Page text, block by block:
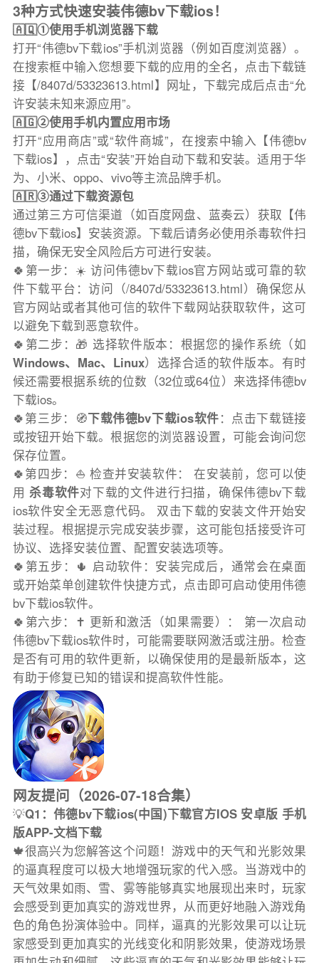
3种方式快速安装伟德bv下载ios！
🇦🇶①使用手机浏览器下载
打开“伟德bv下载ios”手机浏览器（例如百度浏览器）。
在搜索框中输入您想要下载的应用的全名，点击下载链
接【/8407d/53323613.html】网址，下载完成后点击“允
许安装未知来源应用”。
🇦🇬②使用手机内置应用市场
打开“应用商店”或“软件商城”，在搜索中输入【伟德bv
下载ios】，点击“安装”开始自动下载和安装。适用于华
为、小米、oppo、vivo等主流品牌手机。
🇦🇷③通过下载资源包
通过第三方可信渠道（如百度网盘、蓝奏云）获取【伟
德bv下载ios】安装资源。下载后请务必使用杀毒软件扫
描，确保无安全风险后方可进行安装。
🍀第一步：☀️ 访问伟德bv下载ios官方网站或可靠的软
件下载平台：访问（/8407d/53323613.html）确保您从
官方网站或者其他可信的软件下载网站获取软件，这可
以避免下载到恶意软件。
🍀第二步：🎁 选择软件版本：根据您的操作系统（如
Windows、Mac、Linux）选择合适的软件版本。有时
候还需要根据系统的位数（32位或64位）来选择伟德bv
下载ios。
🍀第三步：🧭下载伟德bv下载ios软件：点击下载链接
或按钮开始下载。根据您的浏览器设置，可能会询问您
保存位置。
🍀第四步：⛵️ 检查并安装软件： 在安装前，您可以使
用杀毒软件对下载的文件进行扫描，确保伟德bv下载
ios软件安全无恶意代码。 双击下载的安装文件开始安
装过程。根据提示完成安装步骤，这可能包括接受许可
协议、选择安装位置、配置安装选项等。
🍀第五步：🌵 启动软件：安装完成后，通常会在桌面
或开始菜单创建软件快捷方式，点击即可启动使用伟德
bv下载ios软件。
🍀第六步：✝️ 更新和激活（如果需要）： 第一次启动
伟德bv下载ios软件时，可能需要联网激活或注册。检查
是否有可用的软件更新，以确保使用的是最新版本，这
有助于修复已知的错误和提高软件性能。
网友提问（2026-07-18合集）
💡Q1：伟德bv下载ios(中国)下载官方IOS 安卓版 手机
版APP-文档下载
🍁很高兴为您解答这个问题！游戏中的天气和光影效果
的逼真程度可以极大地增强玩家的代入感。当游戏中的
天气效果如雨、雪、雾等能够真实地展现出来时，玩家
会感受到更加真实的游戏世界，从而更好地融入游戏角
色的角色扮演体验中。同样，逼真的光影效果可以让玩
家感受到更加真实的光线变化和阴影效果，使游戏场景